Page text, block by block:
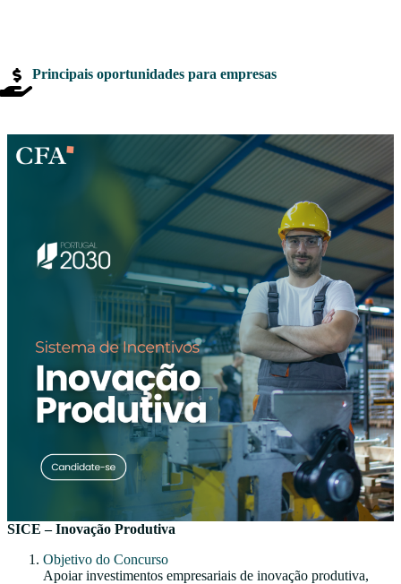
Principais oportunidades para empresas
SICE – Inovação Produtiva
Objetivo do Concurso
Apoiar investimentos empresariais de inovação produtiva,